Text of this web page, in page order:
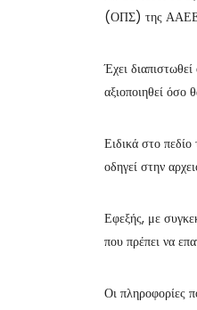
(ΟΠΣ) της ΑΑΕΕ,
Έχει
αξιοποιηθεί όσο
Ειδικά στο
οδηγεί στην
Εφεξής, με
που πρέπει να
Οι πληροφορίες